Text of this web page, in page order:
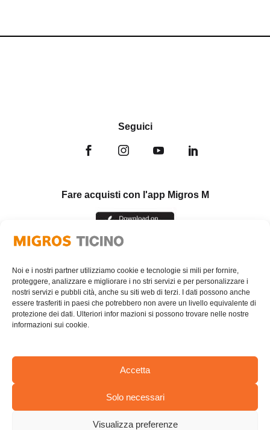
Noi e i nostri partner utilizziamo cookie e tecnologie si mili per fornire,
proteggere, analizzare e migliorare i no stri servizi e per personalizzare i
nostri servizi e pubbli cità, anche su siti web di terzi. I dati possono anche
essere trasferiti in paesi che potrebbero non avere un livello equivalente di
protezione dei dati. Ulteriori infor mazioni si possono trovare nelle nostre
informazioni sui cookie.
Accetta
Solo necessari
Visualizza preferenze
Seguici
Fare acquisti con l'app Migros M
AREA RISERVATA